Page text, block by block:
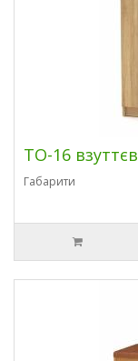
ТО-16
Габарити